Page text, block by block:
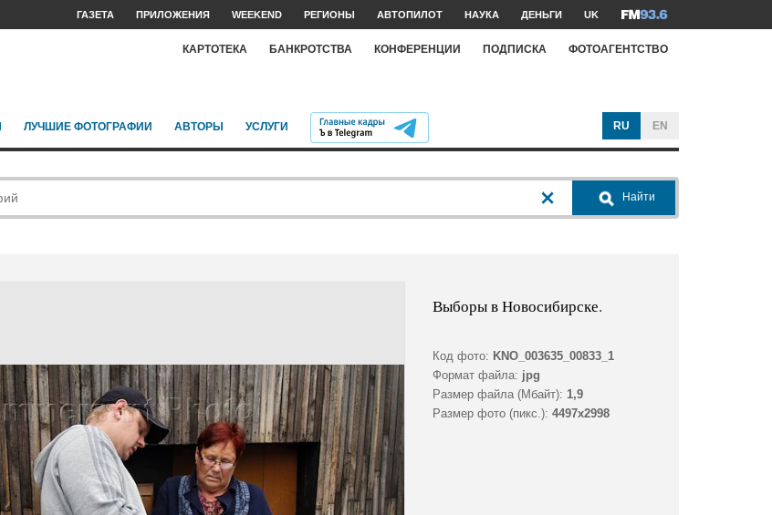
ГАЗЕТА ПРИЛОЖЕНИЯ WEEKEND РЕГИОНЫ АВТОПИЛОТ НАУКА ДЕНЬГИ UK
КАРТОТЕКА БАНКРОТСТВА КОНФЕРЕНЦИИ ПОДПИСКА ФОТОАГЕНТСТВО
ЛУЧШИЕ ФОТОГРАФИИ АВТОРЫ УСЛУГИ RU EN
Найти
Выборы в Новосибирске.
Код фото: KNO_003635_00833_1
Формат файла: jpg
Размер файла (Мбайт): 1,9
Размер фото (пикс.): 4497x2998